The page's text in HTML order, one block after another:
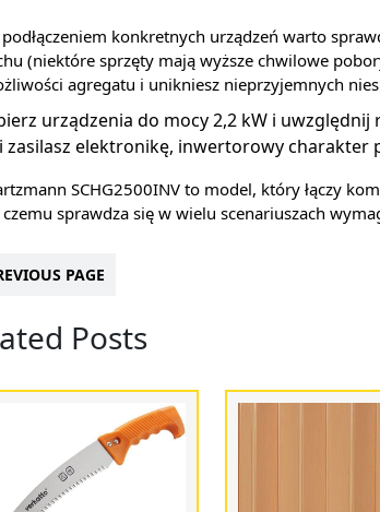
podłączeniem konkretnych urządzeń warto
(niektóre sprzęty mają wyższe chwilowe
agregatu i unikniesz nieprzyjemnych
urządzenia do mocy 2,2 kW i
zasilasz elektronikę, inwertorowy charakter
SCHG2500INV to model, który łączy
sprawdza się w wielu scenariuszach
PAGE
Posts